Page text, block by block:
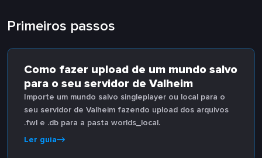
Primeiros passos
Como fazer upload de um mundo salvo
para o seu servidor de Valheim
Importe um mundo salvo singleplayer ou local para o
seu servidor de Valheim fazendo upload dos arquivos
.fwl e .db para a pasta worlds_local.
Ler guia